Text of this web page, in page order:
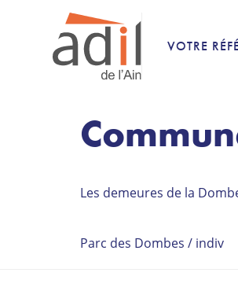
VOTRE
Les demeures de la
Parc des Dombes / indiv